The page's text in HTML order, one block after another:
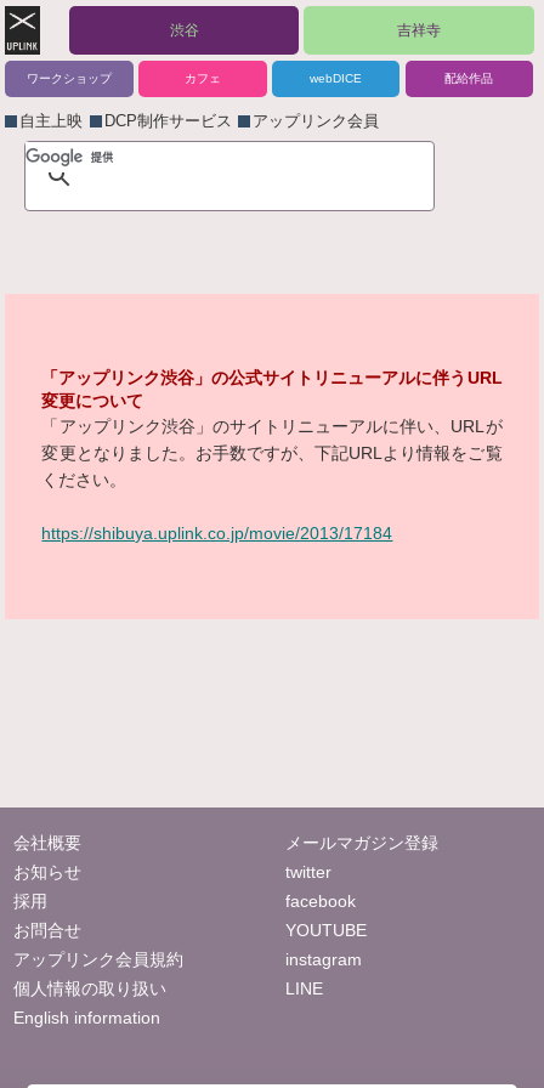
渋谷 吉祥寺
ワークショップ カフェ webDICE 配給作品
自主上映 DCP制作サービス アップリンク会員
「アップリンク渋谷」の公式サイトリニューアルに伴うURL
変更について
「アップリンク渋谷」のサイトリニューアルに伴い、URLが
変更となりました。お手数ですが、下記URLより情報をご覧
ください。
https://shibuya.uplink.co.jp/movie/2013/17184
会社概要
お知らせ
採用
お問合せ
アップリンク会員規約
個人情報の取り扱い
English information
メールマガジン登録
twitter
facebook
YOUTUBE
instagram
LINE